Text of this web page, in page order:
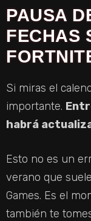
PAUSA
FECHAS
Si miras el
importante.
habrá
Esto no es un
verano que
Games. Es el
también te